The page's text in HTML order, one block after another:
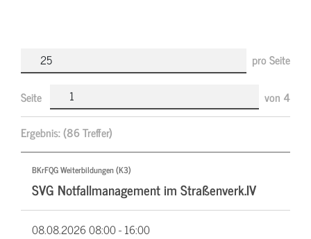
pro Seite
Seite von 4
Ergebnis:(86 Treffer)
BKrFQG Weiterbildungen (K3)
SVG Notfallmanagement im Straßenverk.IV
08.08.202608:00 - 16:00